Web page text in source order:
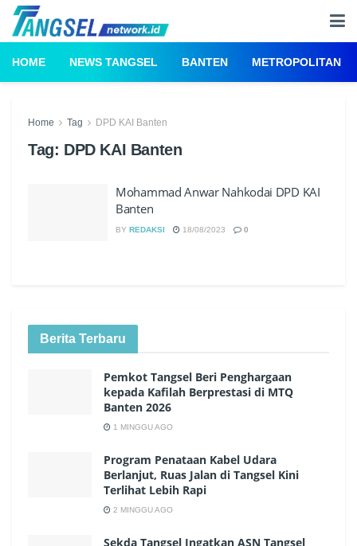
HOME NEWS TANGSEL BANTEN METROPOLITAN
Home Tag DPD KAI Banten
Tag: DPD KAI Banten
Mohammad Anwar Nahkodai DPD KAI
Banten
BY REDAKSI 18/08/2023 0
Berita Terbaru
Pemkot Tangsel Beri Penghargaan
kepada Kafilah Berprestasi di MTQ
Banten 2026
1 MINGGU AGO
Program Penataan Kabel Udara
Berlanjut, Ruas Jalan di Tangsel Kini
Terlihat Lebih Rapi
2 MINGGU AGO
Sekda Tangsel Ingatkan ASN Tangsel